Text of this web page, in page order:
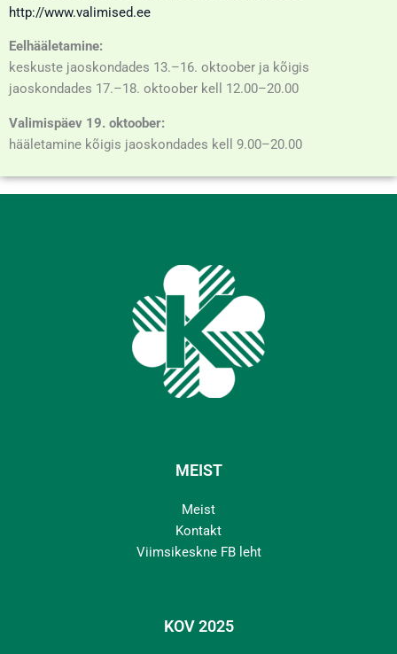
http://www.valimised.ee
Eelhääletamine:
keskuste jaoskondades 13.–16. oktoober ja kõigis
jaoskondades 17.–18. oktoober kell 12.00–20.00
Valimispäev 19. oktoober:
hääletamine kõigis jaoskondades kell 9.00–20.00
MEIST
Meist
Kontakt
Viimsikeskne FB leht
KOV 2025